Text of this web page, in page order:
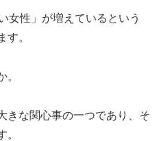
女性」が増えているという
す。
。
きな関心事の一つであり、そ
。